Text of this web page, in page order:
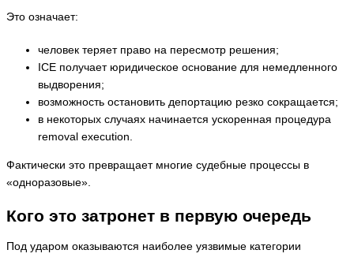
Это означает:
человек теряет право на пересмотр решения;
ICE получает юридическое основание для немедленного
выдворения;
возможность остановить депортацию резко сокращается;
в некоторых случаях начинается ускоренная процедура
removal execution.
Фактически это превращает многие судебные процессы в
«одноразовые».
Кого это затронет в первую очередь
Под ударом оказываются наиболее уязвимые категории